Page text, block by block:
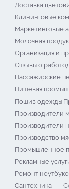
Доставка цветов
Клининговые
Маркетинговые
Молочная
Организация и
Отзывы о
Пассажирские
Пищевая
Пошив одежды
Производители
Производители
Производство
Промышленное
Рекламные
Ремонт
Сантехника